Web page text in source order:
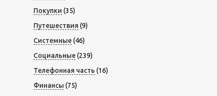
Покупки (35)
Путешествия (9)
Системные(46)
Социальные(239)
Телефонная часть (16)
Финансы (75)